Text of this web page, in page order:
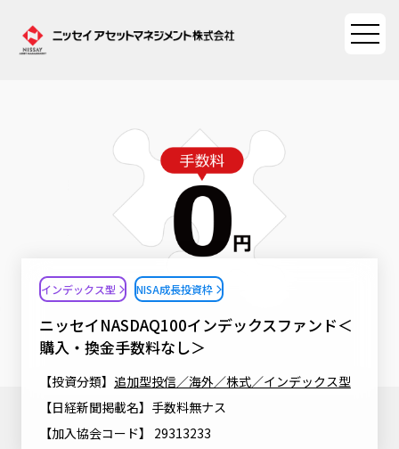
ファンド情報
基準価額一覧
ファンド比較
決算カレンダー
海外休日カレンダー
投資信託新商品のご案内
マーケット情報
マーケット情報TOP
マーケット指数
大関 洋の「十字路」
ファンドレポート
資産形成ポータル
資産形成ポータルTOP
資産形成サービス
Nダイレクト
Goal Navi
サステナビリティ
サステナビリティTOP
サステナビリティ経営
SDGsとは？
ニッセイアセットについて
ニッセイアセットについてTOP
最新情報
ニッセイNASDAQ100インデックスファンド＜
購入・換金手数料なし＞
インデックス型 NISA成長投資枠
【投資分類】 追加型投信／海外／株式／インデックス型
【日経新聞掲載名】手数料無ナス
【加入協会コード】 29313233